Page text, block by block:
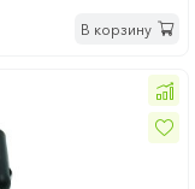
В корзину